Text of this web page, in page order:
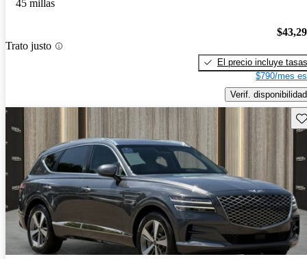
45 millas
Trato justo
El precio incluye tasas
$790/mes
Verif. disponibilidad